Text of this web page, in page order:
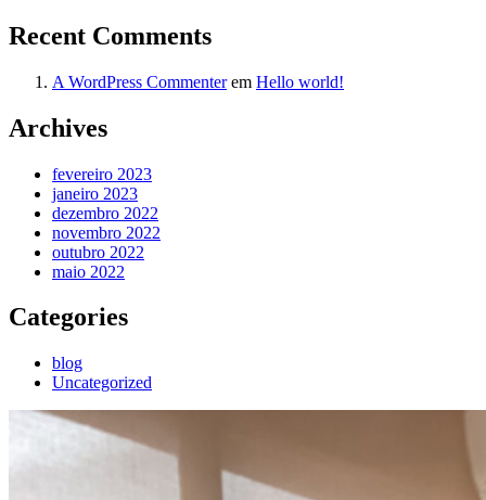
Recent Comments
A WordPress Commenterem Hello world!
Archives
fevereiro 2023
janeiro 2023
dezembro 2022
novembro 2022
outubro 2022
maio 2022
Categories
blog
Uncategorized